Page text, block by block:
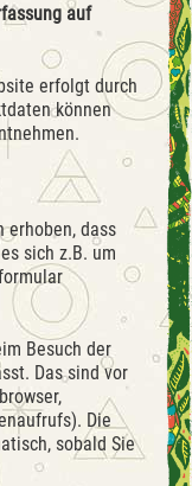
auf
erfolgt durch
können
erhoben, dass
sich z.B. um
Besuch der
Das sind vor
Die
sobald Sie